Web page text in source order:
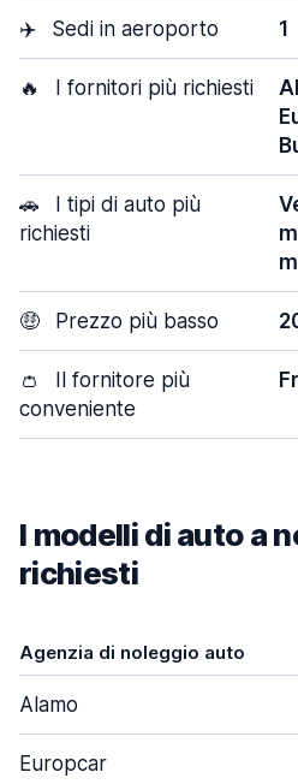
✈️ Sedi in aeroporto 1
🔥 I fornitori più richiesti
🚗
I tipi di auto più
richiesti
🤑 Prezzo più basso
👛
Il fornitore più
conveniente
I modelli di auto a
richiesti
Agenzia di noleggio auto
Alamo
Europcar